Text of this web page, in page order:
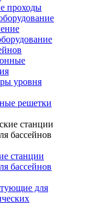
проходы
уровня
решетки
станции
бассейнов
для